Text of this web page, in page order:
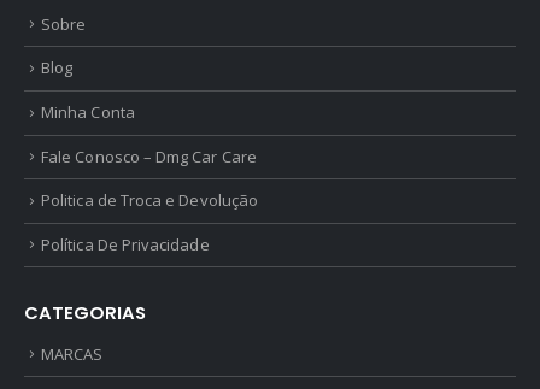
Sobre
Blog
Minha Conta
Fale Conosco – Dmg Car Care
Politica de Troca e Devolução
Política De Privacidade
CATEGORIAS
MARCAS